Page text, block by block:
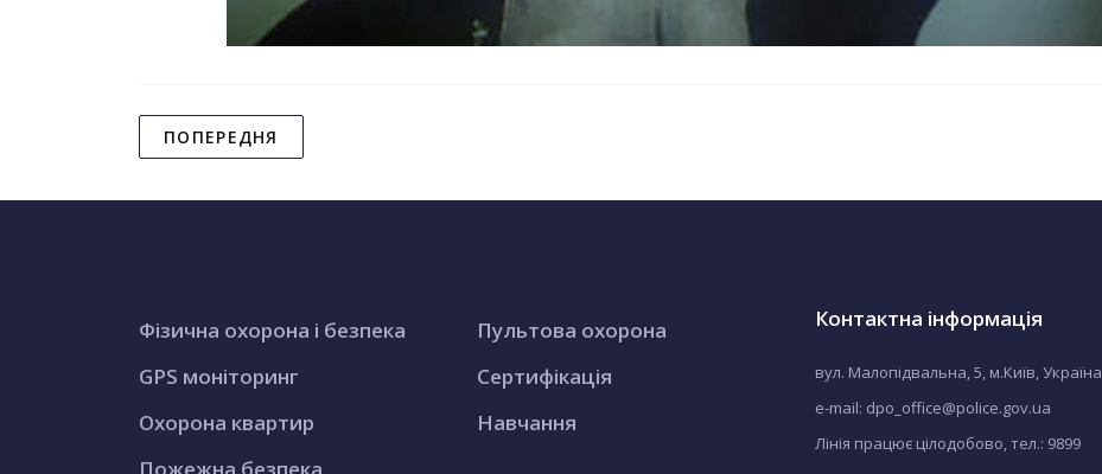
ПОПЕРЕДНЯ
Фізична охорона і безпека
GPS моніторинг
Охорона квартир
Пультова охорона
Сертифікація
Навчання
Контактна інформація
вул. Малопідвальна, 5, м.Київ, Україна
e-mail: dpo_office@police.gov.ua
Лінія працює цілодобово, тел.: 9899